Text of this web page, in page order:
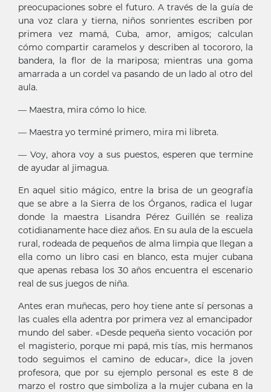
preocupaciones sobre el futuro. A través de la guía de
una voz clara y tierna, niños sonrientes escriben por
primera vez mamá, Cuba, amor, amigos; calculan
cómo compartir caramelos y describen al tocororo, la
bandera, la flor de la mariposa; mientras una goma
amarrada a un cordel va pasando de un lado al otro del
aula.
— Maestra, mira cómo lo hice.
— Maestra yo terminé primero, mira mi libreta.
— Voy, ahora voy a sus puestos, esperen que termine
de ayudar al jimagua.
En aquel sitio mágico, entre la brisa de un geografía
que se abre a la Sierra de los Órganos, radica el lugar
donde la maestra Lisandra Pérez Guillén se realiza
cotidianamente hace diez años. En su aula de la escuela
rural, rodeada de pequeños de alma limpia que llegan a
ella como un libro casi en blanco, esta mujer cubana
que apenas rebasa los 30 años encuentra el escenario
real de sus juegos de niña.
Antes eran muñecas, pero hoy tiene ante sí personas a
las cuales ella adentra por primera vez al emancipador
mundo del saber. «Desde pequeña siento vocación por
el magisterio, porque mi papá, mis tías, mis hermanos
todo seguimos el camino de educar», dice la joven
profesora, que por su ejemplo personal es este 8 de
marzo el rostro que simboliza a la mujer cubana en la